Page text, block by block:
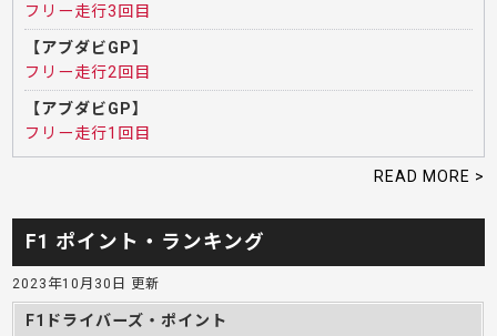
フリー走行3回目
【アブダビGP】
フリー走行2回目
【アブダビGP】
フリー走行1回目
READ MORE >
F1 ポイント・ランキング
2023年10月30日 更新
F1ドライバーズ・ポイント